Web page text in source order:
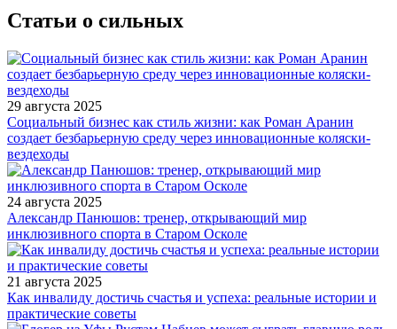
Статьи о сильных
29 августа 2025
Социальный бизнес как стиль жизни: как Роман Аранин
создает безбарьерную среду через инновационные коляски-
вездеходы
24 августа 2025
Александр Панюшов: тренер, открывающий мир
инклюзивного спорта в Старом Осколе
21 августа 2025
Как инвалиду достичь счастья и успеха: реальные истории и
практические советы